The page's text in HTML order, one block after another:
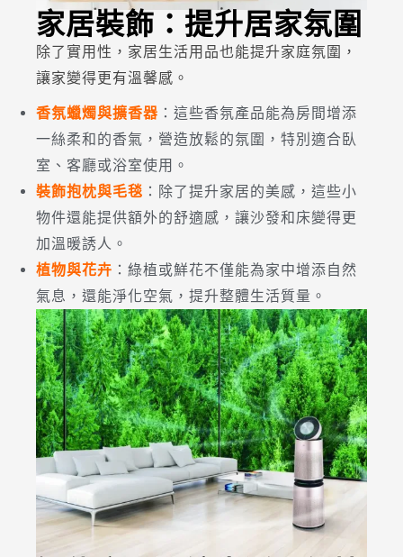
家居裝飾：提升居家氛圍
除了實用性，家居生活用品也能提升家庭氛圍，
讓家變得更有溫馨感。
香氛蠟燭與擴香器 ：這些香氛產品能為房間增添
一絲柔和的香氣，營造放鬆的氛圍，特別適合臥
室、客廳或浴室使用。
裝飾抱枕與毛毯 ：除了提升家居的美感，這些小
物件還能提供額外的舒適感，讓沙發和床變得更
加溫暖誘人。
植物與花卉 ：綠植或鮮花不僅能為家中增添自然
氣息，還能淨化空氣，提升整體生活質量。